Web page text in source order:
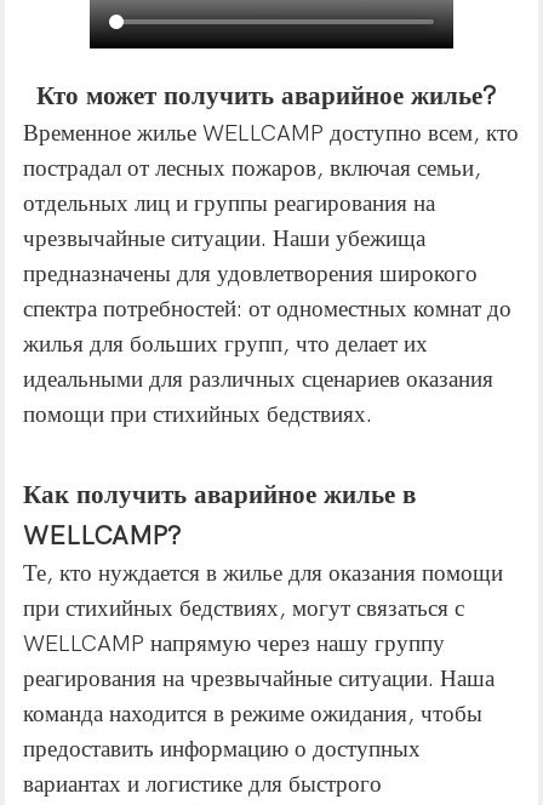
Кто может получить аварийное жилье?
Временное жилье WELLCAMP доступно всем, кто
пострадал от лесных пожаров, включая семьи,
отдельных лиц и группы реагирования на
чрезвычайные ситуации. Наши убежища
предназначены для удовлетворения широкого
спектра потребностей: от одноместных комнат до
жилья для больших групп, что делает их
идеальными для различных сценариев оказания
помощи при стихийных бедствиях.
Как получить аварийное жилье в
WELLCAMP?
Те, кто нуждается в жилье для оказания помощи
при стихийных бедствиях, могут связаться с
WELLCAMP напрямую через нашу группу
реагирования на чрезвычайные ситуации. Наша
команда находится в режиме ожидания, чтобы
предоставить информацию о доступных
вариантах и ​​логистике для быстрого